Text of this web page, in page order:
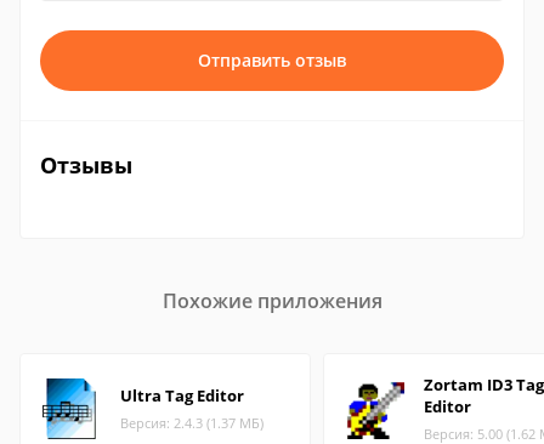
Отправить отзыв
Отзывы
Похожие приложения
Ultra Tag Editor
Версия: 2.4.3 (1.37 МБ)
Zortam ID3 Tag
Editor
Версия: 5.00 (1.62